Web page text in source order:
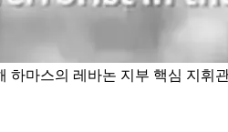
하마스의 레바논 지부 핵심 지